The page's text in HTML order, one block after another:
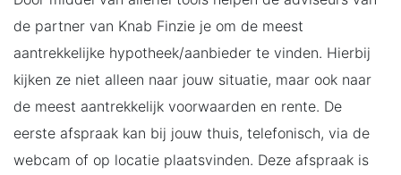
de partner van Knab Finzie je om de meest
aantrekkelijke hypotheek/aanbieder te vinden. Hierbij
kijken ze niet alleen naar jouw situatie, maar ook naar
de meest aantrekkelijk voorwaarden en rente. De
eerste afspraak kan bij jouw thuis, telefonisch, via de
webcam of op locatie plaatsvinden. Deze afspraak is